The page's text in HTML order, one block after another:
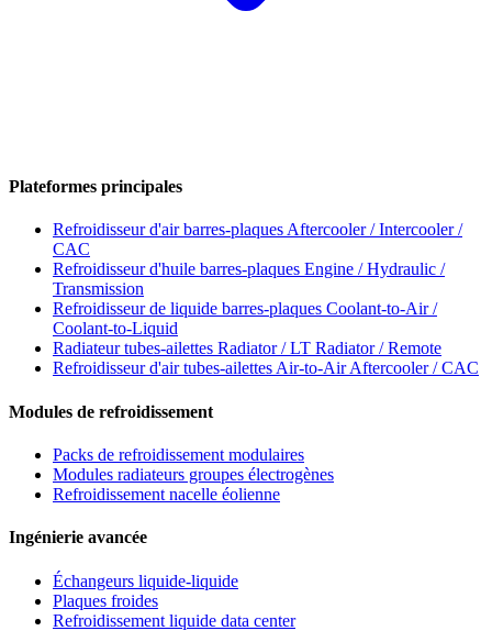
Plateformes principales
Refroidisseur d'air barres-plaquesAftercooler / Intercooler /
CAC
Refroidisseur d'huile barres-plaques Engine / Hydraulic /
Transmission
Refroidisseur de liquide barres-plaques Coolant-to-Air /
Coolant-to-Liquid
Radiateur tubes-ailettes Radiator / LT Radiator / Remote
Refroidisseur d'air tubes-ailettesAir-to-Air Aftercooler / CAC
Modules de refroidissement
Packs de refroidissement modulaires
Modules radiateurs groupes électrogènes
Refroidissement nacelle éolienne
Ingénierie avancée
Échangeurs liquide-liquide
Plaques froides
Refroidissement liquide data center